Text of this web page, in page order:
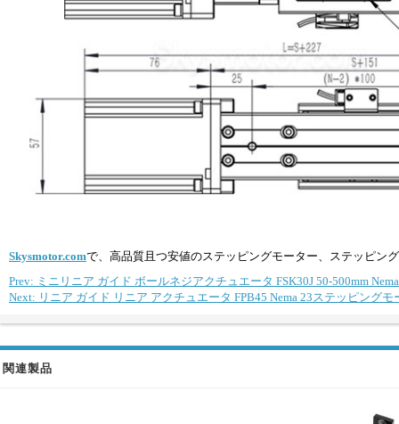
Skysmotor.comで、高品質且つ安値のステッピングモーター、ステッピン
Prev: ミニリニア ガイド ボールネジアクチュエータ FSK30J 50-500mm
Next: リニア ガイド リニア アクチュエータ FPB45 Nema 23ステッピングモ
関連製品